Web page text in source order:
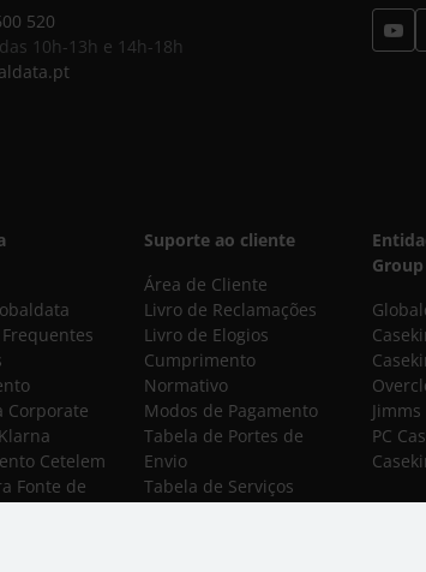
520
10h-13h e 14h-18h
Corporate
Cetelem
Fonte de
Suporte ao cliente
Área de Cliente
Livro de Reclamações
Livro de Elogios
Cumprimento
Normativo
Modos de Pagamento
Tabela de Portes de
Envio
Tabela de Serviços
Group
Jimms
PC